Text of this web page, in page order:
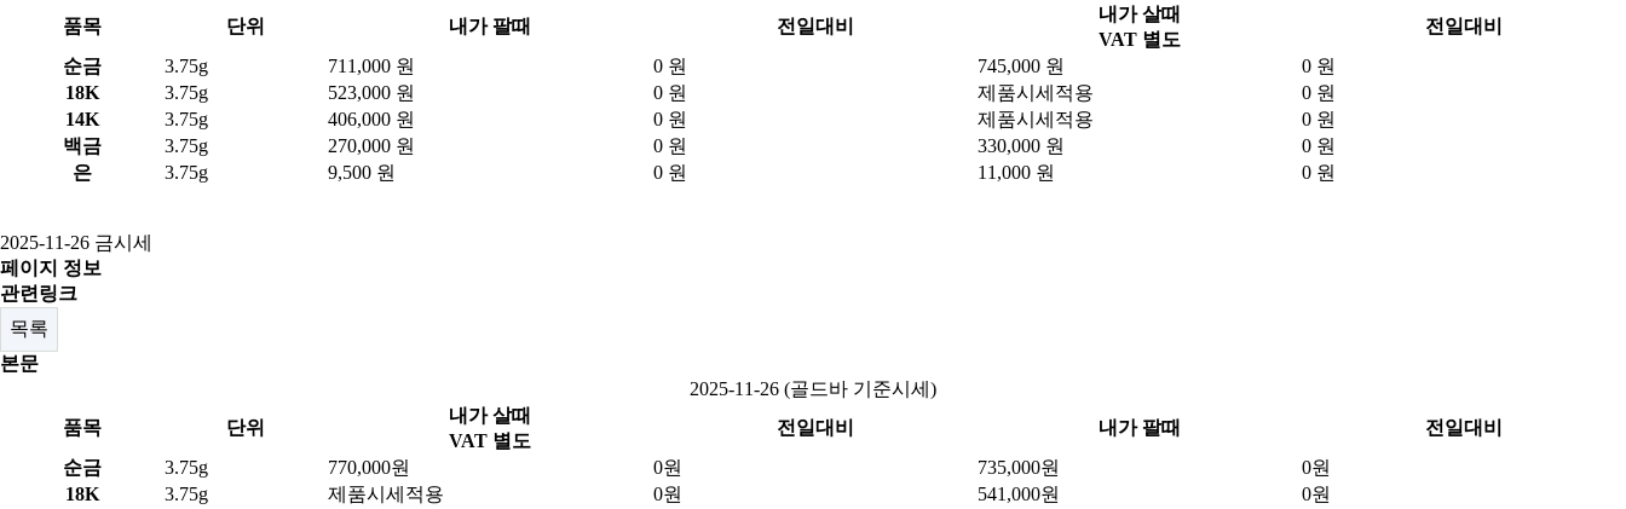
품목
단위 내가 팔때 전일대비
내가 살때
VAT 별도
전일대비
순금
3.75g 711,000 원 0 원 745,000 원
0 원
18K
3.75g 523,000 원 0 원 제품시세적용
0 원
14K
3.75g 406,000 원 0 원 제품시세적용
0 원
백금
3.75g 270,000 원 0 원 330,000 원
0 원
은
3.75g 9,500 원 0 원 11,000 원 0 원
2025-11-26 금시세
페이지 정보
관련링크
목록
본문
2025-11-26 (골드바 기준시세)
품목
단위
내가 살때
VAT 별도
전일대비 내가 팔때
전일대비
순금
3.75g 770,000원 0원 735,000원
0원
18K
3.75g 제품시세적용 0원 541,000원
0원